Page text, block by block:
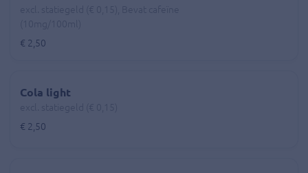
€ 2,50
Cola light
€ 2,50